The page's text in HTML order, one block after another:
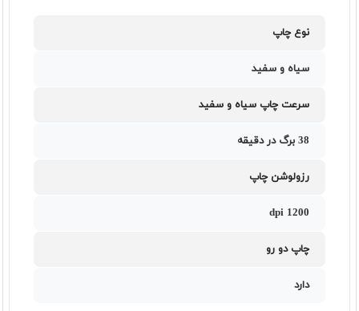
نوع چاپ
سیاه و سفید
سرعت چاپ سیاه و سفید
38 برگ در دقیقه
رزولوشن چاپ
1200 dpi
چاپ دو رو
دارد